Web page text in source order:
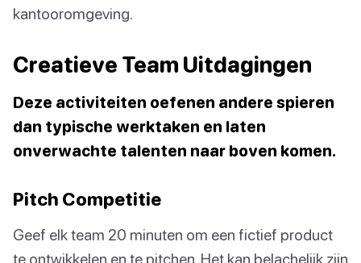
kantooromgeving.
Creatieve Team Uitdagingen
Deze activiteiten oefenen andere spieren
dan typische werktaken en laten
onverwachte talenten naar boven komen.
Pitch Competitie
Geef elk team 20 minuten om een fictief product
te ontwikkelen en te pitchen. Het kan belachelijk zijn